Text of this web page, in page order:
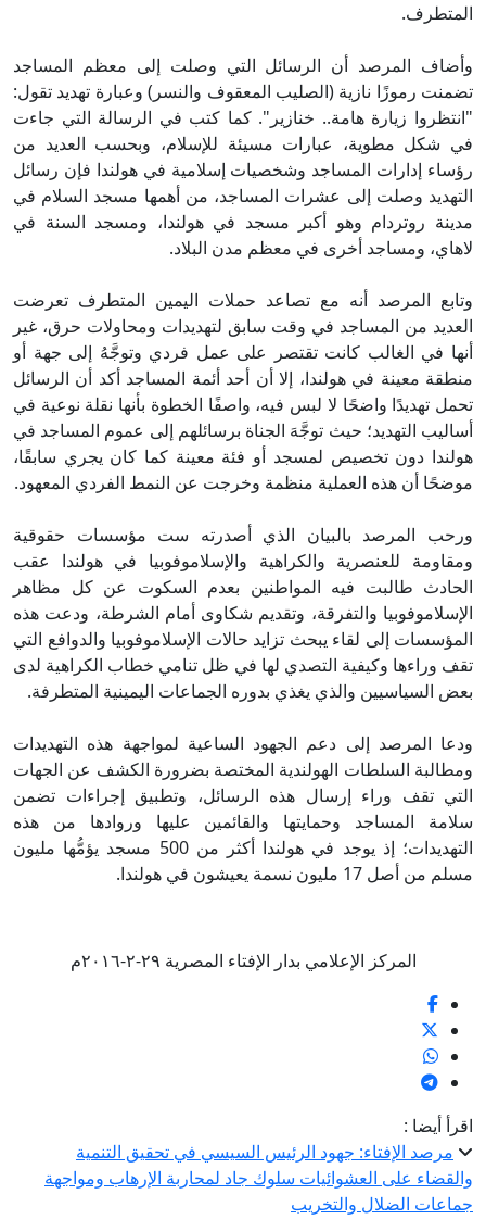
المتطرف.
وأضاف المرصد أن الرسائل التي وصلت إلى معظم المساجد
تضمنت رموزًا نازية (الصليب المعقوف والنسر) وعبارة تهديد تقول:
"انتظروا زيارة هامة.. خنازير". كما كتب في الرسالة التي جاءت
في شكل مطوية، عبارات مسيئة للإسلام، وبحسب العديد من
رؤساء إدارات المساجد وشخصيات إسلامية في هولندا فإن رسائل
التهديد وصلت إلى عشرات المساجد، من أهمها مسجد السلام في
مدينة روتردام وهو أكبر مسجد في هولندا، ومسجد السنة في
لاهاي، ومساجد أخرى في معظم مدن البلاد.
وتابع المرصد أنه مع تصاعد حملات اليمين المتطرف تعرضت
العديد من المساجد في وقت سابق لتهديدات ومحاولات حرق، غير
أنها في الغالب كانت تقتصر على عمل فردي وتوجَّهُ إلى جهة أو
منطقة معينة في هولندا، إلا أن أحد أئمة المساجد أكد أن الرسائل
تحمل تهديدًا واضحًا لا لبس فيه، واصفًا الخطوة بأنها نقلة نوعية في
أساليب التهديد؛ حيث توجَّهَ الجناة برسائلهم إلى عموم المساجد في
هولندا دون تخصيص لمسجد أو فئة معينة كما كان يجري سابقًا،
موضحًا أن هذه العملية منظمة وخرجت عن النمط الفردي المعهود.
ورحب المرصد بالبيان الذي أصدرته ست مؤسسات حقوقية
ومقاومة للعنصرية والكراهية والإسلاموفوبيا في هولندا عقب
الحادث طالبت فيه المواطنين بعدم السكوت عن كل مظاهر
الإسلاموفوبيا والتفرقة، وتقديم شكاوى أمام الشرطة، ودعت هذه
المؤسسات إلى لقاء يبحث تزايد حالات الإسلاموفوبيا والدوافع التي
تقف وراءها وكيفية التصدي لها في ظل تنامي خطاب الكراهية لدى
بعض السياسيين والذي يغذي بدوره الجماعات اليمينية المتطرفة.
ودعا المرصد إلى دعم الجهود الساعية لمواجهة هذه التهديدات
ومطالبة السلطات الهولندية المختصة بضرورة الكشف عن الجهات
التي تقف وراء إرسال هذه الرسائل، وتطبيق إجراءات تضمن
سلامة المساجد وحمايتها والقائمين عليها وروادها من هذه
التهديدات؛ إذ يوجد في هولندا أكثر من 500 مسجد يؤمُّها مليون
مسلم من أصل 17 مليون نسمة يعيشون في هولندا.
المركز الإعلامي بدار الإفتاء المصرية ٢٩-٢-٢٠١٦م
اقرأ أيضا :
مرصد الإفتاء: جهود الرئيس السيسي في تحقيق التنمية
والقضاء على العشوائيات سلوك جاد لمحاربة الإرهاب ومواجهة
جماعات الضلال والتخريب